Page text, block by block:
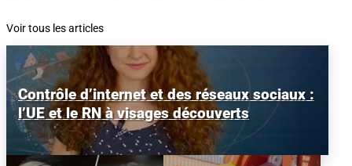
Voir tous les articles
Contrôle d’internet et des réseaux sociaux :
l’UE et le RN à visages découverts